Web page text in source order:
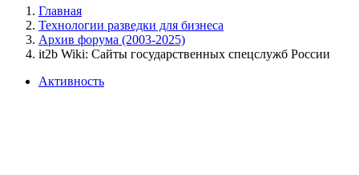
Главная
Технологии разведки для бизнеса
Архив форума (2003-2025)
it2b Wiki: Сайты государственных спецслужб России
Активность